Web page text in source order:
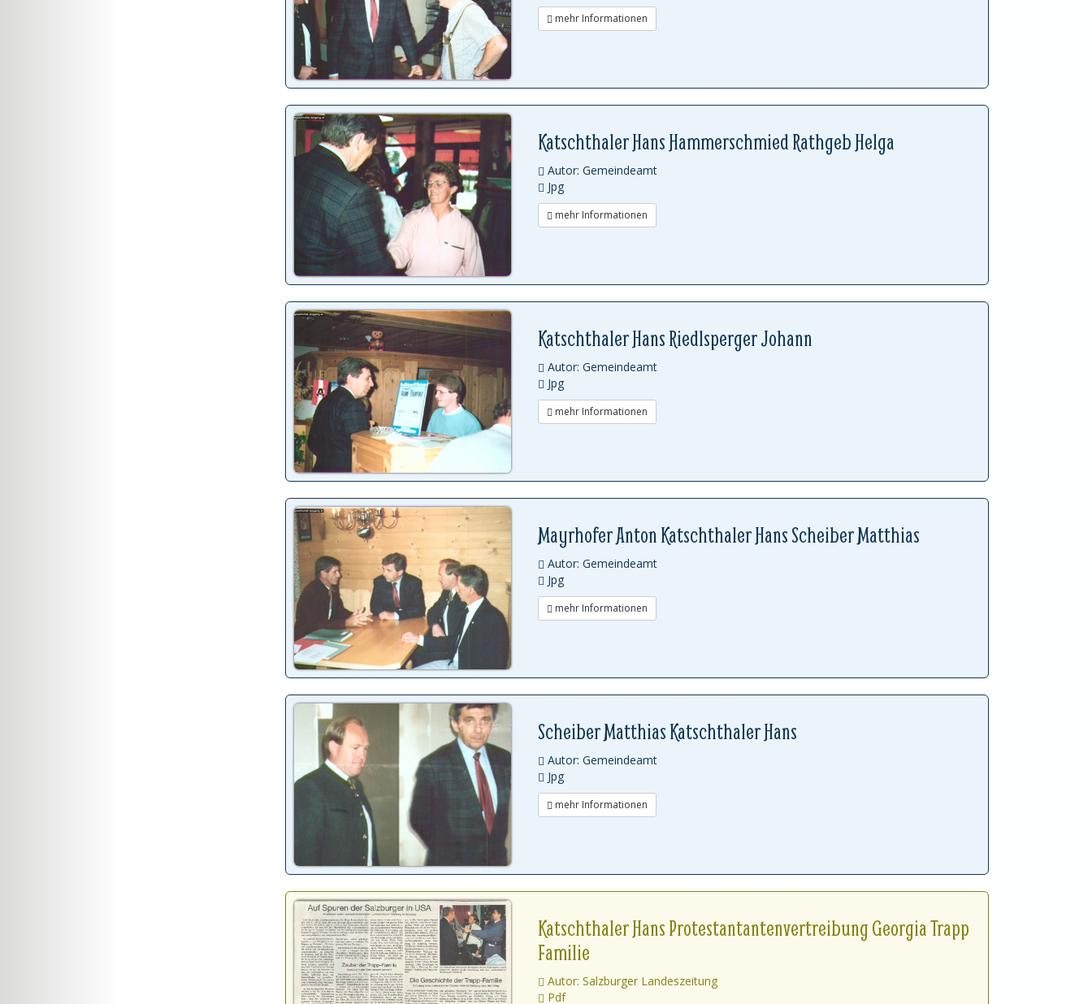
mehr Informationen
Katschthaler Hans Hammerschmied Rathgeb Helga
Autor: Gemeindeamt
Jpg
mehr Informationen
Katschthaler Hans Riedlsperger Johann
Autor: Gemeindeamt
Jpg
mehr Informationen
Mayrhofer Anton Katschthaler Hans Scheiber Matthias
Autor: Gemeindeamt
Jpg
mehr Informationen
Scheiber Matthias Katschthaler Hans
Autor: Gemeindeamt
Jpg
mehr Informationen
Katschthaler Hans Protestantantenvertreibung Georgia Trapp
Familie
Autor: Salzburger Landeszeitung
Pdf